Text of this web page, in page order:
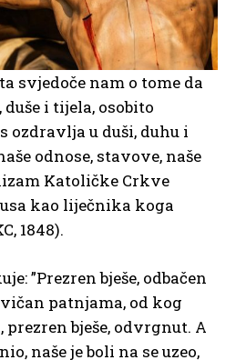
svjedoče nam o tome da
i tijela, osobito
ozdravlja u duši, duhu i
odnose, stavove, naše
Katoličke Crkve
kao liječnika koga
1848).
”Prezren bješe, odbačen
patnjama, od kog
bješe, odvrgnut. A
naše je boli na se uzeo,